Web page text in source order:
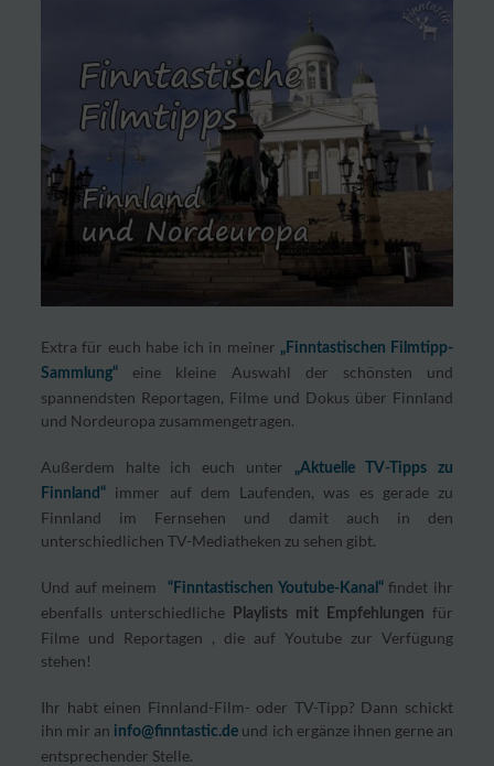
Extra für euch habe ich in meiner „Finntastischen Filmtipp-
Sammlung“
eine kleine Auswahl der schönsten und
spannendsten Reportagen, Filme und Dokus über Finnland
und Nordeuropa zusammengetragen.
Außerdem halte ich euch unter
„Aktuelle TV-Tipps zu
Finnland“
immer auf dem Laufenden, was es gerade zu
Finnland im Fernsehen und damit auch in den
unterschiedlichen TV-Mediatheken zu sehen gibt.
Und auf meinem “Finntastischen Youtube-Kanal“findet ihr
ebenfalls unterschiedliche Playlists mit Empfehlungen für
Filme und Reportagen , die auf Youtube zur Verfügung
stehen!
Ihr habt einen Finnland-Film- oder TV-Tipp? Dann schickt
ihn mir an info@finntastic.de und ich ergänze ihnen gerne an
entsprechender Stelle.